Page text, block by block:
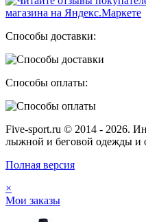
Способы доставки:
Способы оплаты:
Five-sport.ru © 2014 - 2026.
лыжной и беговой одежды и
Полная версия
×
Мои заказы